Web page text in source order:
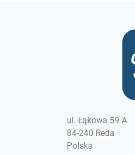
ul. Łąkowa 59 A
84-240 Reda
Polska